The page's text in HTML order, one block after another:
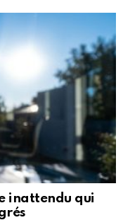
inattendu qui